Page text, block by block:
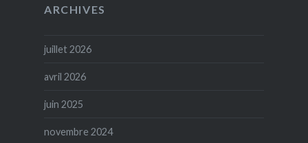
ARCHIVES
juillet 2026
avril 2026
juin 2025
novembre 2024